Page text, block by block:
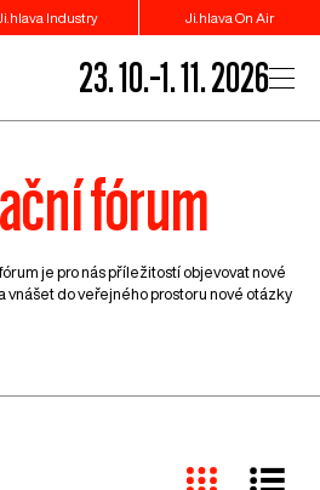
Industry Ji.hlava On Air
23. 10.–1. 11. 2026
fórum
je pro nás příležitostí objevovat nové
vnášet do veřejného prostoru nové otázky